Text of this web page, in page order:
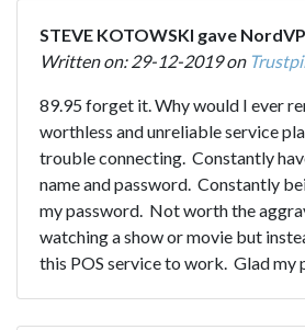
STEVE KOTOWSKI gave
Written on: 29-12-2019 on
89.95 forget it. Why would I ever
worthless and unreliable service
trouble connecting. Constantly
name and password. Constantly
my password. Not worth the
watching a show or movie but
this POS service to work. Glad my